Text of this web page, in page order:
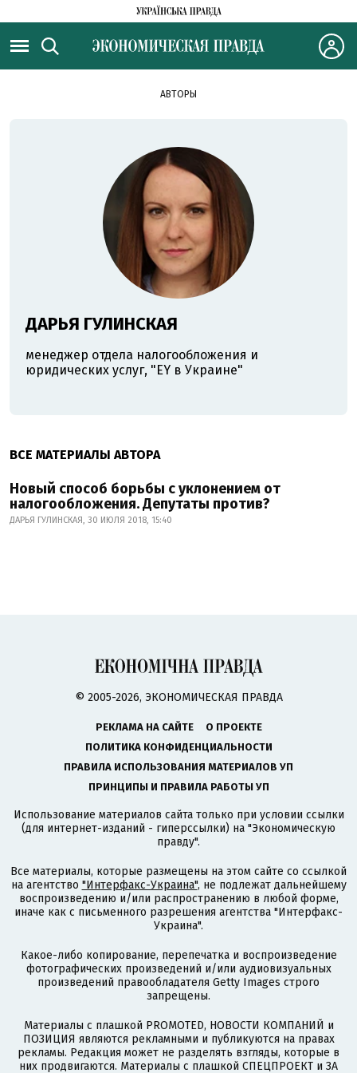
АВТОРЫ
ДАРЬЯ ГУЛИНСКАЯ
менеджер отдела налогообложения и
юридических услуг, "EY в Украине"
ВСЕ МАТЕРИАЛЫ АВТОРА
Новый способ борьбы с уклонением от
налогообложения. Депутаты против?
ДАРЬЯ ГУЛИНСКАЯ, 30 ИЮЛЯ 2018, 15:40
© 2005-2026, ЭКОНОМИЧЕСКАЯ ПРАВДА
РЕКЛАМА НА САЙТЕ
О ПРОЕКТЕ
ПОЛИТИКА КОНФИДЕНЦИАЛЬНОСТИ
ПРАВИЛА ИСПОЛЬЗОВАНИЯ МАТЕРИАЛОВ УП
ПРИНЦИПЫ И ПРАВИЛА РАБОТЫ УП
Использование материалов сайта только при условии ссылки
(для интернет-изданий - гиперссылки) на "Экономическую
правду".
Все материалы, которые размещены на этом сайте со ссылкой
на агентство "Интерфакс-Украина", не подлежат дальнейшему
воспроизведению и/или распространению в любой форме,
иначе как с письменного разрешения агентства "Интерфакс-
Украина".
Какое-либо копирование, перепечатка и воспроизведение
фотографических произведений и/или аудиовизуальных
произведений правообладателя Getty Images строго
запрещены.
Материалы с плашкой PROMOTED, НОВОСТИ КОМПАНИЙ и
ПОЗИЦИЯ являются рекламными и публикуются на правах
рекламы. Редакция может не разделять взгляды, которые в
них продвигаются. Материалы с плашкой СПЕЦПРОЕКТ и ЗА